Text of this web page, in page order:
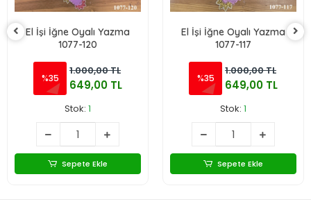
El İşi İğne Oyalı Yazma
1077-120
%35
1.000,00 TL
649,00 TL
Stok: 1
Sepete Ekle
El İşi İğne Oyalı Yazma
1077-117
%35
1.000,00 TL
649,00 TL
Stok: 1
Sepete Ekle